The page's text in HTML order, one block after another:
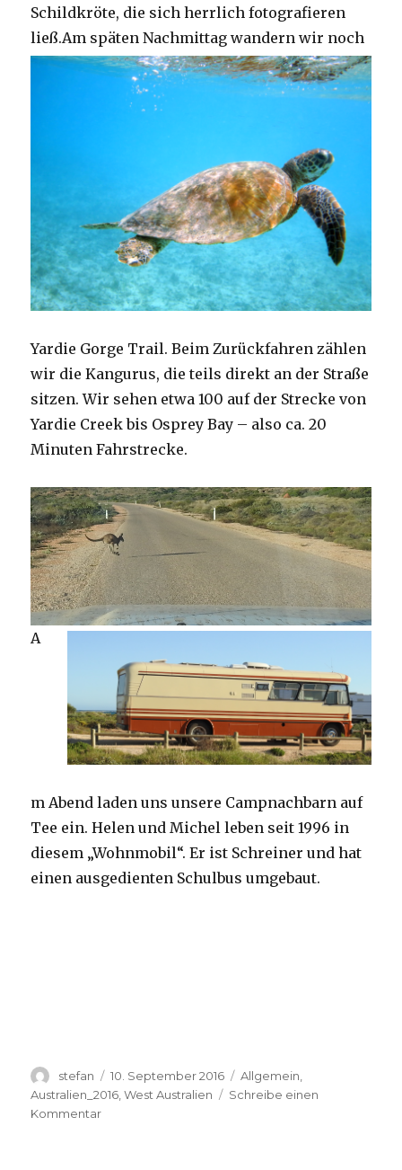
Schildkröte, die sich herrlich fotografieren
ließ.Am späten Nachmittag wandern wir noch
Yardie Gorge Trail. Beim Zurückfahren zählen
wir die Kangurus, die teils direkt an der Straße
sitzen. Wir sehen etwa 100 auf der Strecke von
Yardie Creek bis Osprey Bay – also ca. 20
Minuten Fahrstrecke.
A
m Abend laden uns unsere Campnachbarn auf
Tee ein. Helen und Michel leben seit 1996 in
diesem „Wohnmobil“. Er ist Schreiner und hat
einen ausgedienten Schulbus umgebaut.
Autor
stefan
Veröffentlicht
am
10. September 2016 Kategorien
Allgemein
Australien_2016 ,West Australien
Schreibe einen
Kommentarzu